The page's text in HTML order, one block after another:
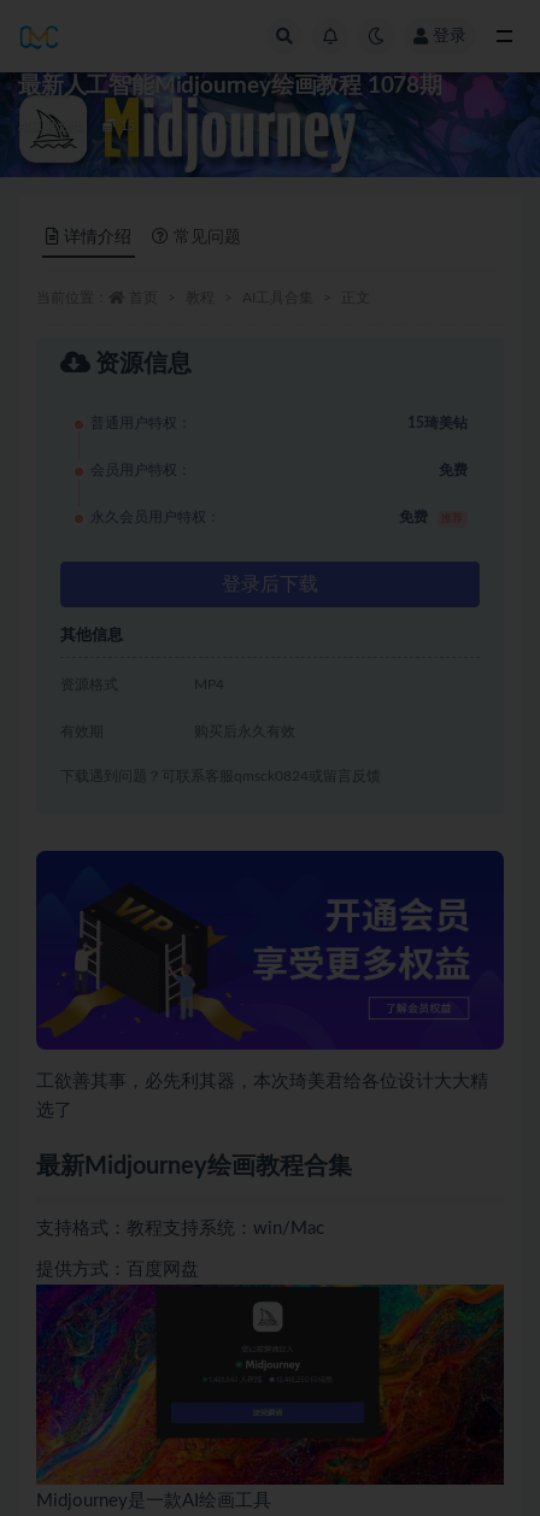
登录
最新人工智能Midjourney绘画教程 1078期
AI工具合集 15
详情介绍 常见问题
资源信息
普通用户特权： 15琦美钻
会员用户特权： 免费
永久会员用户特权： 免费
登录后下载
其他信息
资源格式
有效期 购买后永久有效
下载遇到问题？可联系客服qmsck0824或留言反馈
工欲善其事，必先利其器，本次琦美君给各位设计大大精
选了
最新Midjourney绘画教程合集
支持格式：教程支持系统：win/Mac
提供方式：百度网盘
Midjourney是一款AI绘画工具